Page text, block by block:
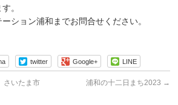
。
ション浦和までお問合せください。
twitter Google+ LINE
いたま市
浦和の十二日まち2023 →